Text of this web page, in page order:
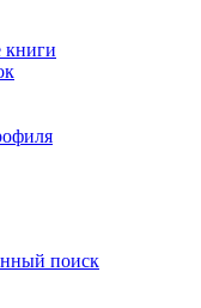
книги
поиск